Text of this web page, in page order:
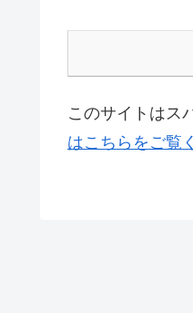
このサイトはス
はこちらをご覧